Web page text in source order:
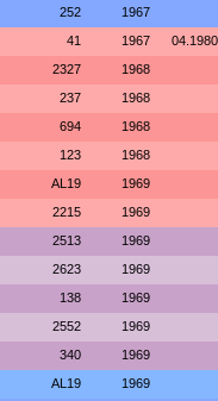
252 1967
41 1967 04.1980
2327 1968
237 1968
694 1968
123 1968
AL19 1969
2215 1969
2513 1969
2623 1969
138 1969
2552 1969
340 1969
AL19 1969